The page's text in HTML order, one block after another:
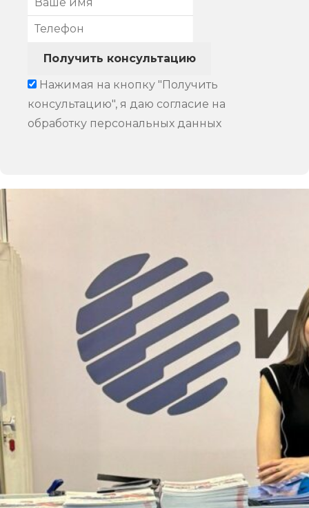
Получить консультацию
Нажимая на кнопку "Получить
консультацию", я даю согласие на
обработку персональных данных